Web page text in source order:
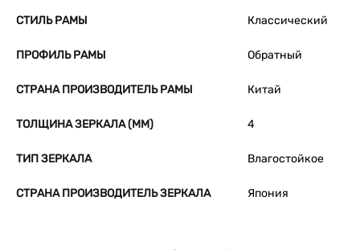
СТИЛЬ РАМЫ Классический
ПРОФИЛЬ РАМЫ Обратный
СТРАНА ПРОИЗВОДИТЕЛЬ РАМЫ Китай
ТОЛЩИНА ЗЕРКАЛА (ММ) 4
ТИП ЗЕРКАЛА Влагостойкое
СТРАНА ПРОИЗВОДИТЕЛЬ ЗЕРКАЛА Япония